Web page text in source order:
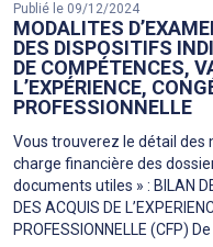
Publié le 09/12/2024
MODALITES
DES DISPOSITIFS
DE COMPÉTENCES,
L’EXPÉRIENCE,
PROFESSIONNELLE
Vous trouverez le détail des
charge financière des
documents utiles » : BILAN
DES ACQUIS DE
PROFESSIONNELLE (CFP)